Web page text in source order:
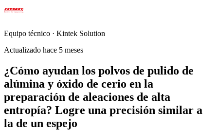
Equipo técnico · Kintek Solution
Actualizado hace 5 meses
¿Cómo ayudan los polvos de pulido de
alúmina y óxido de cerio en la
preparación de aleaciones de alta
entropía? Logre una precisión similar a
la de un espejo